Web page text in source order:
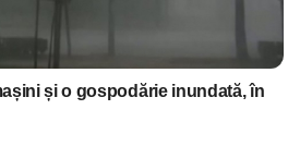
și o gospodărie inundată, în